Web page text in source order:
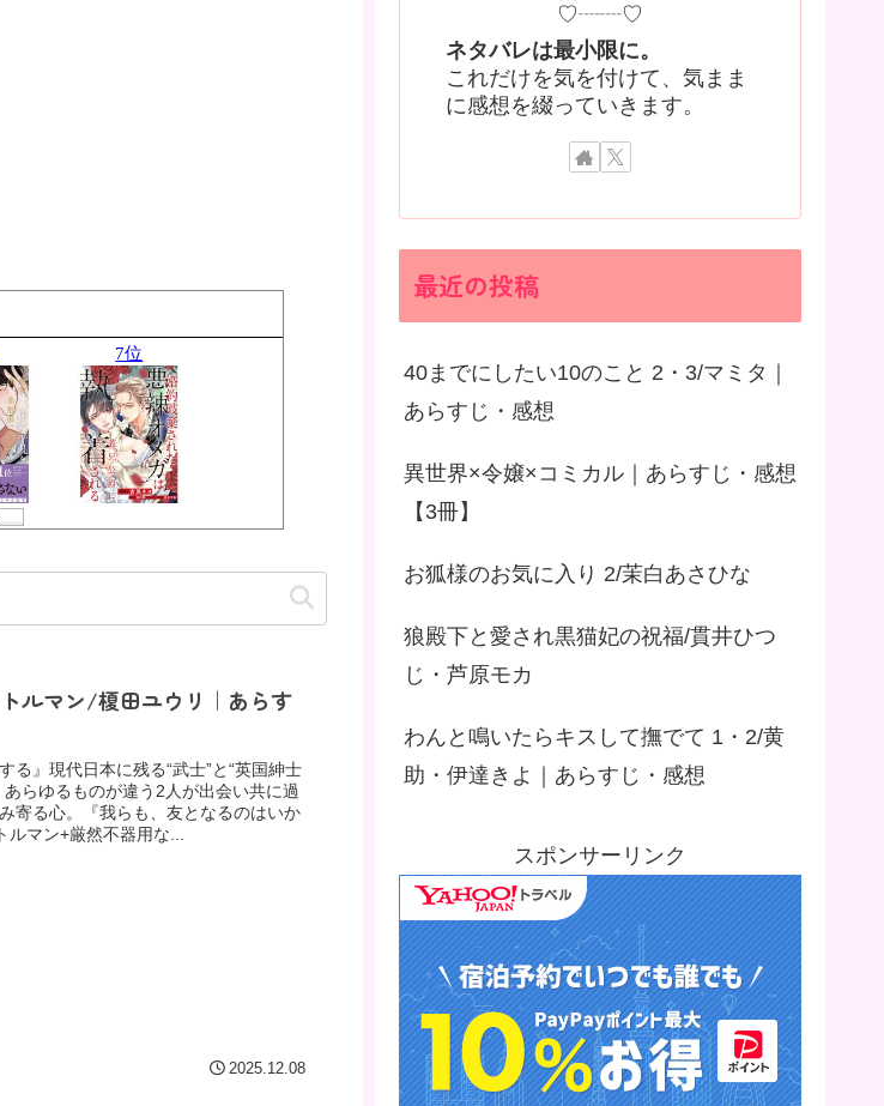
トルマン/榎田ユウリ｜あらす
る』現代日本に残る“武士”と“英国紳士
らゆるものが違う2人が出会い共に過
寄る心。『我らも、友となるのはいか
ルマン+厳然不器用な...
2025.12.08
♡┈┈♡
ネタバレは最小限に。
これだけを気を付けて、気まま
に感想を綴っていきます。
最近の投稿
40までにしたい10のこと 2・3/マミタ｜
あらすじ・感想
異世界×令嬢×コミカル｜あらすじ・感想
【3冊】
お狐様のお気に入り 2/茉白あさひな
狼殿下と愛され黒猫妃の祝福/貫井ひつ
じ・芦原モカ
わんと鳴いたらキスして撫でて 1・2/黄
助・伊達きよ｜あらすじ・感想
スポンサーリンク